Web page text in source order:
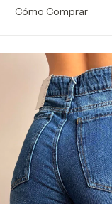
Cómo Comprar